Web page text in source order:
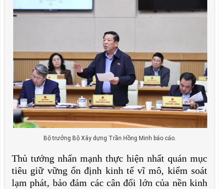
Bộ trưởng Bộ Xây dựng Trần Hồng Minh báo cáo.
Thủ tướng nhấn mạnh thực hiện nhất quán mục
tiêu giữ vững ổn định kinh tế vĩ mô, kiểm soát
lạm phát, bảo đảm các cân đối lớn của nền kinh